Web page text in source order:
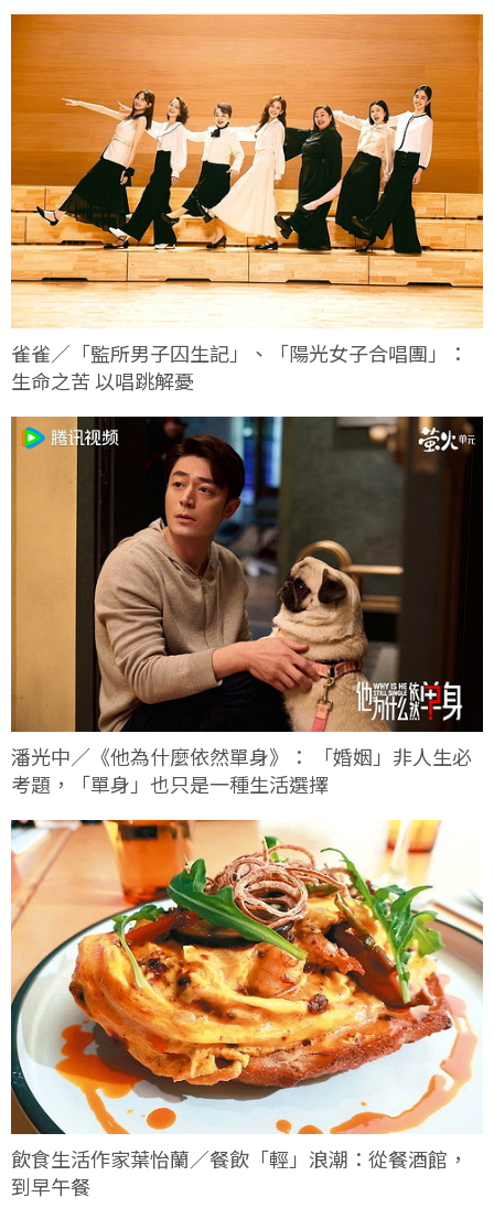
雀雀／「監所男子囚生記」、「陽光女子合唱團」：
生命之苦 以唱跳解憂
潘光中／《他為什麼依然單身》： 「婚姻」非人生必
考題，「單身」也只是一種生活選擇
飲食生活作家葉怡蘭／餐飲「輕」浪潮：從餐酒館，
到早午餐